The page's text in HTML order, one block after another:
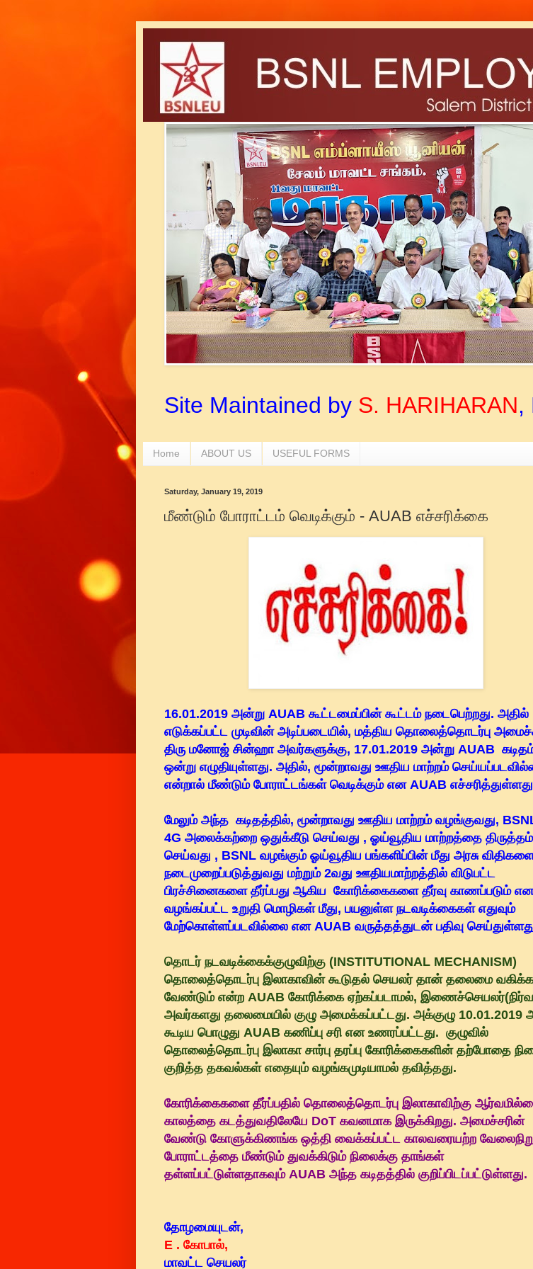
Site Maintained by S. HARIHARAN,
Home ABOUT US USEFUL FORMS
Saturday, January 19, 2019
மீண்டும் போராட்டம் வெடிக்கும் - AUAB எச்சரிக்கை
16.01.2019 அன்று AUAB கூட்டமைப்பின் கூட்டம் நடைபெற்றது. அதில்
எடுக்கப்பட்ட முடிவின் அடிப்படையில், மத்திய தொலைத்தொடர்பு
திரு மனோஜ் சின்ஹா அவர்களுக்கு, 17.01.2019 அன்று AUAB
ஒன்று எழுதியுள்ளது. அதில், மூன்றாவது ஊதிய மாற்றம்
என்றால் மீண்டும் போராட்டங்கள் வெடிக்கும் என AUAB
மேலும் அந்த கடிதத்தில், மூன்றாவது ஊதிய மாற்றம் வழங்குவது,
4G அலைக்கற்றை ஒதுக்கீடு செய்வது , ஓய்வூதிய மாற்றத்தை திருத்தம்
செய்வது , BSNL வழங்கும் ஓய்வூதிய பங்களிப்பின் மீது அரசு
நடைமுறைப்படுத்துவது மற்றும் 2வது ஊதியமாற்றத்தில் விடுபட்ட
பிரச்சினைகளை தீர்ப்பது ஆகிய கோரிக்கைகளை தீர்வு காணப்படும் என
வழங்கப்பட்ட உறுதி மொழிகள் மீது, பயனுள்ள நடவடிக்கைகள் எதுவும்
மேற்கொள்ளப்படவில்லை என AUAB வருத்தத்துடன் பதிவு
தொடர் நடவடிக்கைக்குழுவிற்கு (INSTITUTIONAL MECHANISM)
தொலைத்தொடர்பு இலாகாவின் கூடுதல் செயலர் தான் தலைமை வகிக்க
வேண்டும் என்ற AUAB கோரிக்கை ஏற்கப்படாமல்,
அவர்களது தலைமையில் குழு அமைக்கப்பட்டது. அக்குழு 10.01.2019
கூடிய பொழுது AUAB கணிப்பு சரி என உணரப்பட்டது. குழுவில்
தொலைத்தொடர்பு இலாகா சார்பு தரப்பு கோரிக்கைகளின் தற்போதை
குறித்த தகவல்கள் எதையும் வழங்கமுடியாமல் தவித்தது.
கோரிக்கைகளை தீர்ப்பதில் தொலைத்தொடர்பு இலாகாவிற்கு
காலத்தை கடத்துவதிலேயே DoT கவனமாக இருக்கிறது. அமைச்சரின்
வேண்டு கோளுக்கிணங்க ஒத்தி வைக்கப்பட்ட காலவரையற்ற
போராட்டத்தை மீண்டும் துவக்கிடும் நிலைக்கு தாங்கள்
தள்ளப்பட்டுள்ளதாகவும் AUAB அந்த கடிதத்தில் குறிப்பிடப்பட்டுள்ளது.
தோழமையுடன்,
E . கோபால்,
மாவட்ட செயலர்